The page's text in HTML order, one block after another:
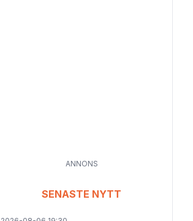
ANNONS
SENASTE NYTT